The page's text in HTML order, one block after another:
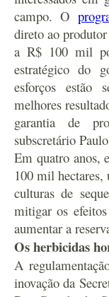
campo. O
direto ao
a R$ 100 mil
estratégico do
esforços estão
melhores
garantia de
subscretário
Em quatro anos,
100 mil
culturas de
mitigar os
aumentar a
Os herbicidas
A
inovação da